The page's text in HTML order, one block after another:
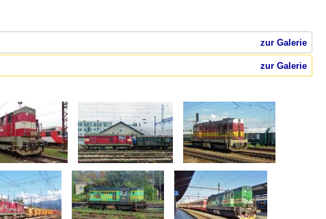
zur Galerie
zur Galerie